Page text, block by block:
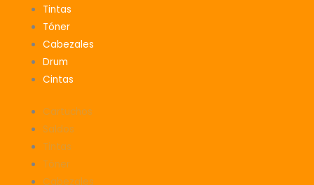
Tintas
Tóner
Cabezales
Drum
Cintas
Cartuchos
Saldos
Tintas
Tóner
Cabezales